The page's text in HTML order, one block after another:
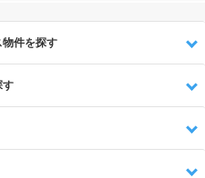
件を探す
す